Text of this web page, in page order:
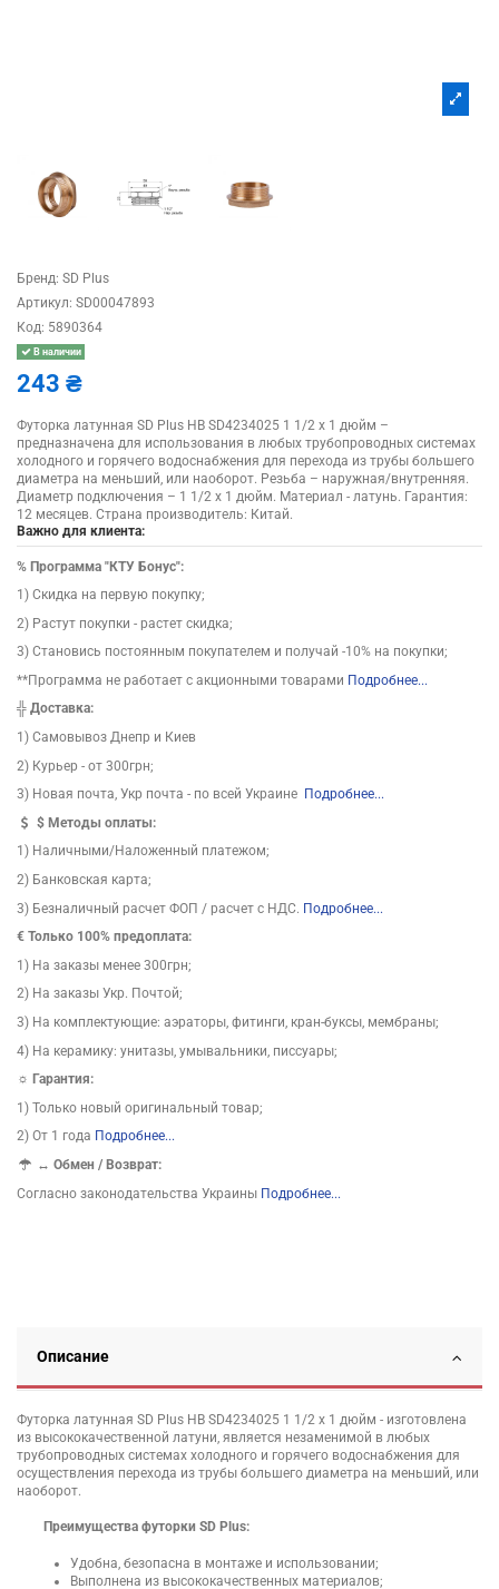
Бренд: SD Plus
Артикул: SD00047893
Код: 5890364
В наличии
243 ₴
Футорка латунная SD Plus НВ SD4234025 1 1/2 х 1 дюйм –
предназначена для использования в любых трубопроводных системах
холодного и горячего водоснабжения для перехода из трубы большего
диаметра на меньший, или наоборот. Резьба – наружная/внутренняя.
Диаметр подключения – 1 1/2 х 1 дюйм. Материал - латунь. Гарантия:
12 месяцев. Страна производитель: Китай.
Важно для клиента:
% Программа "КТУ Бонус":
1) Скидка на первую покупку;
2) Растут покупки - растет скидка;
3) Становись постоянным покупателем и получай -10% на покупки;
**Программа не работает с акционными товарами Подробнее...
╬ Доставка:
1) Самовывоз Днепр и Киев
2) Курьер - от 300грн;
3) Новая почта, Укр почта - по всей Украине Подробнее...
$Методы оплаты:
1) Наличными/Наложенный платежом;
2) Банковская карта;
3) Безналичный расчет ФОП / расчет с НДС. Подробнее...
€ Только 100% предоплата:
1) На заказы менее 300грн;
2) На заказы Укр. Почтой;
3) На комплектующие: аэраторы, фитинги, кран-буксы, мембраны;
4) На керамику: унитазы, умывальники, писсуары;
☼ Гарантия:
1) Только новый оригинальный товар;
2) От 1 года Подробнее...
↔Обмен / Возврат:
Согласно законодательства Украины Подробнее...
Описание
Футорка латунная SD Plus НВ SD4234025 1 1/2 х 1 дюйм - изготовлена
из высококачественной латуни, является незаменимой в любых
трубопроводных системах холодного и горячего водоснабжения для
осуществления перехода из трубы большего диаметра на меньший, или
наоборот.
Преимущества футорки SD Plus:
Удобна, безопасна в монтаже и использовании;
Выполнена из высококачественных материалов;